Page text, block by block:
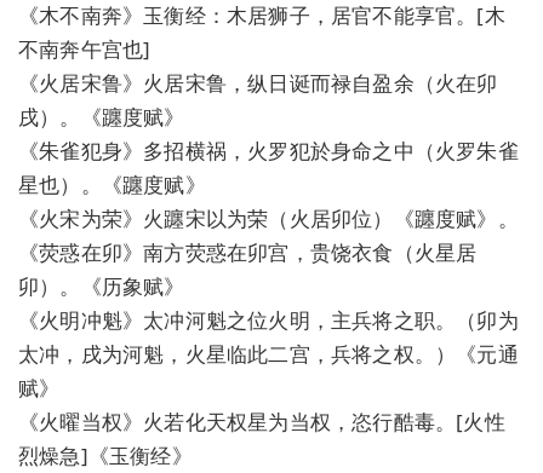
《木不南奔》玉衡经：木居狮子，居官不能享官。[木
不南奔午宫也]
《火居宋鲁》火居宋鲁，纵日诞而禄自盈余（火在卯
戌）。《躔度赋》
《朱雀犯身》多招横祸，火罗犯於身命之中（火罗朱雀
星也）。《躔度赋》
《火宋为荣》火躔宋以为荣（火居卯位）《躔度赋》。
《荧惑在卯》南方荧惑在卯宫，贵饶衣食（火星居
卯）。《历象赋》
《火明冲魁》太冲河魁之位火明，主兵将之职。（卯为
太冲，戌为河魁，火星临此二宫，兵将之权。）《元通
赋》
《火曜当权》火若化天权星为当权，恣行酷毒。[火性
烈燥急]《玉衡经》